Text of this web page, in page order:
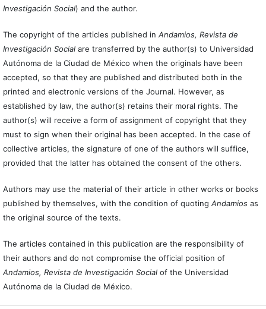
Investigación Social) and the author.
The copyright of the articles published in Andamios, Revista de
Investigación Socialare transferred by the author(s) to Universidad
Autónoma de la Ciudad de México when the originals have been
accepted, so that they are published and distributed both in the
printed and electronic versions of the Journal. However, as
established by law, the author(s) retains their moral rights. The
author(s) will receive a form of assignment of copyright that they
must to sign when their original has been accepted. In the case of
collective articles, the signature of one of the authors will suffice,
provided that the latter has obtained the consent of the others.
Authors may use the material of their article in other works or books
published by themselves, with the condition of quoting Andamiosas
the original source of the texts.
The articles contained in this publication are the responsibility of
their authors and do not compromise the official position of
Andamios, Revista de Investigación Social of the Universidad
Autónoma de la Ciudad de México.